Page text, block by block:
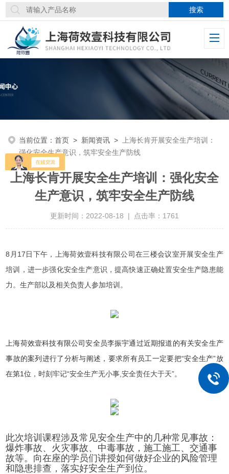
当前位置：首页 > 新闻资讯 >
上海长肯开展安全生产培训：
强化安全生产意识，筑牢安全生产防线
上海长肯开展安全生产培训：强化安全
生产意识，筑牢安全生产防线
更新时间：2022-08-18 | 点击率：1761
8月17日下午，上海荷效壹科技有限公司在三楼会议室开展安全生产
培训，进一步强化安全生产意识，提高快速正确处置安全生产隐患能
力。生产部以及相关负责人参加培训。
上海荷效壹科技有限公司安全员李振宇通过近期报道的有关安全生产
事故的案列进行了分析与阐述 ，要求所有员工一定要把“安全生产”放
在第1位 ，时刻牢记“安全生产无小事,安全责任大于天”。
此次培训课程涉及常见安全生产中的几种常见事故：
爆炸事故、火灾事故、中毒事故，施工施工、交通事
故等。向在座的学员们讲授如何做好企业的风险管理
和隐患排查，落实好安全生产到位。